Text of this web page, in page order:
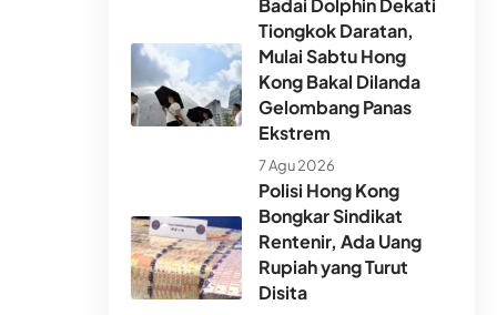
Badai Dolphin Dekati
Tiongkok Daratan,
Mulai Sabtu Hong
Kong Bakal Dilanda
Gelombang Panas
Ekstrem
7 Agu 2026
Polisi Hong Kong
Bongkar Sindikat
Rentenir, Ada Uang
Rupiah yang Turut
Disita